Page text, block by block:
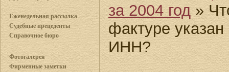
Еженедельная рассылка
Судебные прецеденты
Справочное бюро
Фотогалерея
Фирменные заметки
за 2004 год»
фактуре
ИНН?